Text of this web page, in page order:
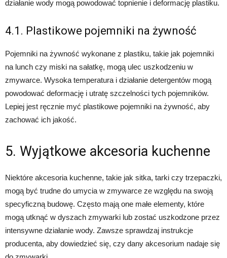
działanie wody mogą powodować topnienie i deformację plastiku.
4.1. Plastikowe pojemniki na żywność
Pojemniki na żywność wykonane z plastiku, takie jak pojemniki
na lunch czy miski na sałatkę, mogą ulec uszkodzeniu w
zmywarce. Wysoka temperatura i działanie detergentów mogą
powodować deformację i utratę szczelności tych pojemników.
Lepiej jest ręcznie myć plastikowe pojemniki na żywność, aby
zachować ich jakość.
5. Wyjątkowe akcesoria kuchenne
Niektóre akcesoria kuchenne, takie jak sitka, tarki czy trzepaczki,
mogą być trudne do umycia w zmywarce ze względu na swoją
specyficzną budowę. Często mają one małe elementy, które
mogą utknąć w dyszach zmywarki lub zostać uszkodzone przez
intensywne działanie wody. Zawsze sprawdzaj instrukcje
producenta, aby dowiedzieć się, czy dany akcesorium nadaje się